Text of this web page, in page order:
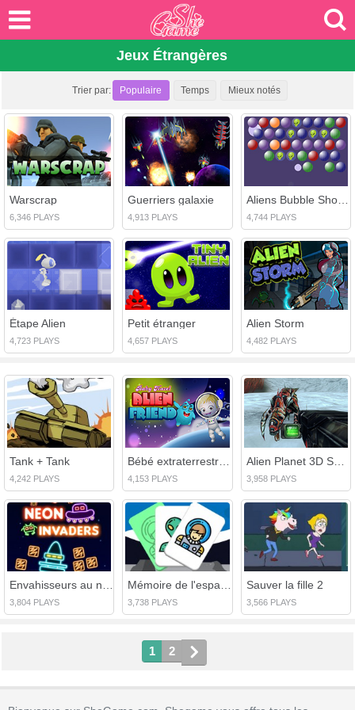
Jeux Étrangères
Trier par: Populaire Temps Mieux notés
Warscrap
6,346 PLAYS
Guerriers galaxie
4,913 PLAYS
Aliens Bubble Shooter
4,744 PLAYS
Étape Alien
4,723 PLAYS
Petit étranger
4,657 PLAYS
Alien Storm
4,482 PLAYS
Tank + Tank
4,242 PLAYS 4,153 PLAYS
Alien Planet 3D Shooter
3,958 PLAYS
3,804 PLAYS 3,738 PLAYS
Sauver la fille 2
3,566 PLAYS
1 2